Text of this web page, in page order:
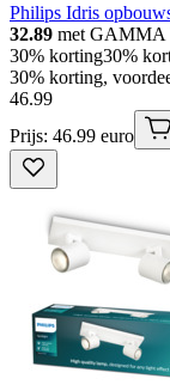
Philips Idris
32.89 met GAMMA
30% korting30%
30% korting,
46.99
Prijs: 46.99 euro